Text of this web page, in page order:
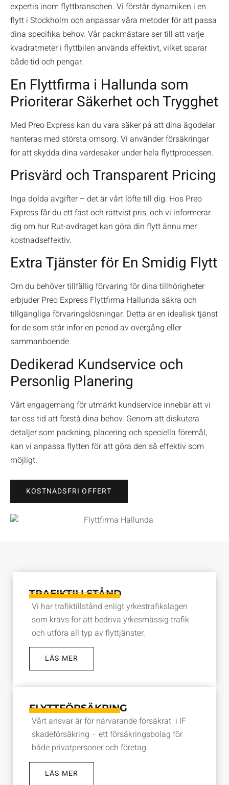
expertis inom flyttbranschen. Vi förstår dynamiken i en
flytt i Stockholm och anpassar våra metoder för att passa
dina specifika behov. Vår packmästare ser till att varje
kvadratmeter i flyttbilen används effektivt, vilket sparar
både tid och pengar.
En Flyttfirma i Hallunda som
Prioriterar Säkerhet och Trygghet
Med Preo Express kan du vara säker på att dina ägodelar
hanteras med största omsorg. Vi använder försäkringar
för att skydda dina värdesaker under hela flyttprocessen.
Prisvärd och Transparent Pricing
Inga dolda avgifter – det är vårt löfte till dig. Hos Preo
Express får du ett fast och rättvist pris, och vi informerar
dig om hur Rut-avdraget kan göra din flytt ännu mer
kostnadseffektiv.
Extra Tjänster för En Smidig Flytt
Om du behöver tillfällig förvaring för dina tillhörigheter
erbjuder Preo Express Flyttfirma Hallunda säkra och
tillgängliga förvaringslösningar. Detta är en idealisk tjänst
för de som står inför en period av övergång eller
sammanboende.
Dedikerad Kundservice och
Personlig Planering
Vårt engagemang för utmärkt kundservice innebär att vi
tar oss tid att förstå dina behov. Genom att diskutera
detaljer som packning, placering och speciella föremål,
kan vi anpassa flytten för att göra den så effektiv som
möjligt.
KOSTNADSFRI OFFERT
TRAFIKTILLSTÅND
Vi har trafiktillstånd enligt yrkestrafikslagen
som krävs för att bedriva yrkesmässig trafik
och utföra all typ av flyttjänster.
LÄS MER
FLYTTFÖRSÄKRING
Vårt ansvar är för närvarande försäkrat i IF
skadeförsäkring – ett försäkringsbolag för
både privatpersoner och företag.
LÄS MER